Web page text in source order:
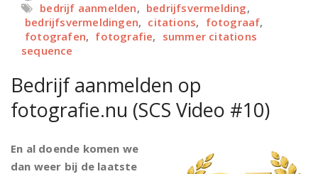
bedrijf aanmelden, bedrijfsvermelding,
bedrijfsvermeldingen, citations, fotograaf,
fotografen, fotografie, summer citations
sequence
Bedrijf aanmelden op
fotografie.nu (SCS Video #10)
En al doende komen we
dan weer bij de laatste